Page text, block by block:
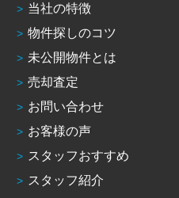
当社の特徴
物件探しのコツ
未公開物件とは
売却査定
お問い合わせ
お客様の声
スタッフおすすめ
スタッフ紹介